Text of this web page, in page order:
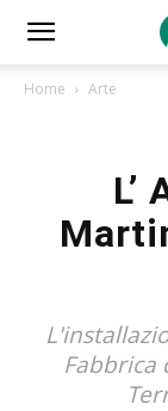
Home Arte
L’
Fabbrica